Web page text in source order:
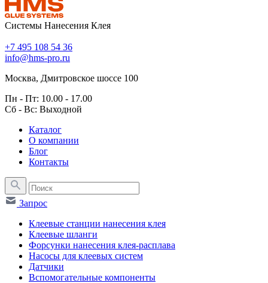
Системы Нанесения Клея
+7 495 108 54 36
info@hms-pro.ru
Москва, Дмитровское шоссе 100
Пн - Пт: 10.00 - 17.00
Сб - Вс: Выходной
Каталог
О компании
Блог
Контакты
Запрос
Клеевые станции нанесения клея
Клеевые шланги
Форсунки нанесения клея-расплава
Насосы для клеевых систем
Датчики
Вспомогательные компоненты